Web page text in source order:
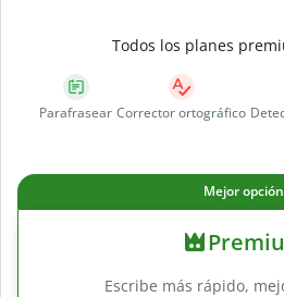
Todos los planes
Parafrasear Corrector ortográfico
Mejor opción
Escribe más rápido,